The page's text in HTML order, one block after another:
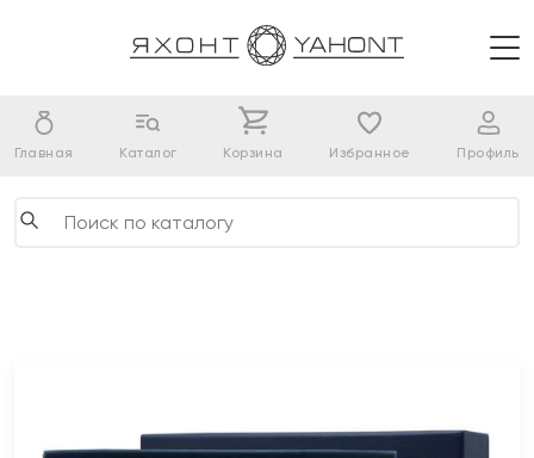
Главная Каталог Корзина Избранное Профиль